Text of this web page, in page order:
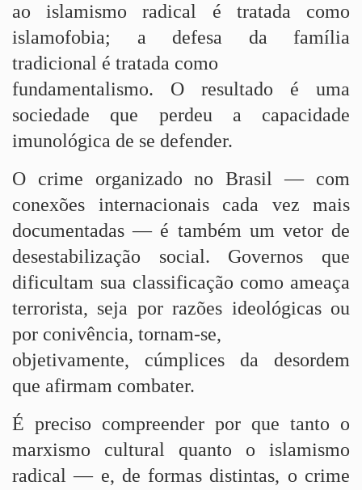
ao islamismo radical é tratada como
islamofobia; a defesa da família
tradicional é tratada como
fundamentalismo. O resultado é uma
sociedade que perdeu a capacidade
imunológica de se defender.
O crime organizado no Brasil — com
conexões internacionais cada vez mais
documentadas — é também um vetor de
desestabilização social. Governos que
dificultam sua classificação como ameaça
terrorista, seja por razões ideológicas ou
por conivência, tornam-se,
objetivamente, cúmplices da desordem
que afirmam combater.
É preciso compreender por que tanto o
marxismo cultural quanto o islamismo
radical — e, de formas distintas, o crime